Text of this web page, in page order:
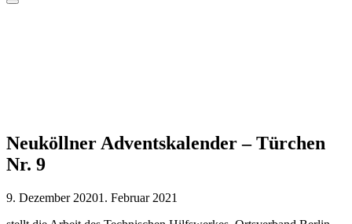
Menu
Neuköllner Adventskalender – Türchen
Nr. 9
9. Dezember 20201. Februar 2021